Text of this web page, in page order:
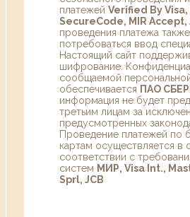
платежей Verified By
SecureCode, MIR Accept,
проведения платежа
потребоваться ввод
Настоящий сайт
шифрование.
сообщаемой
обеспечивается ПАО
информация не будет
третьим лицам за
предусмотренных
Проведение платежей по
картам осуществляется в
соответствии с
систем МИР, Visa Int.,
Sprl, JCB